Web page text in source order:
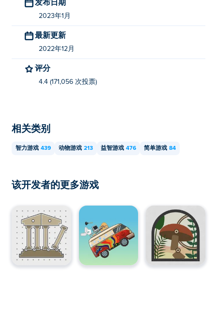
2023年1月
最新更新
2022年12月
评分
4.4 (171,056 次投票)
相关类别
智力游戏 439 动物游戏 213 益智游戏 476 简单游戏 84
该开发者的更多游戏